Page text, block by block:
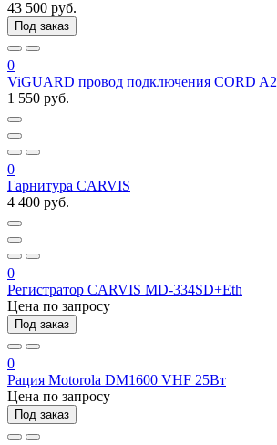
43 500 руб.
Под заказ
0
ViGUARD провод подключения CORD
1 550 руб.
0
Гарнитура CARVIS
4 400 руб.
0
Регистратор CARVIS MD-334SD+Eth
Цена по запросу
Под заказ
0
Рация Motorola DM1600 VHF 25Вт
Цена по запросу
Под заказ